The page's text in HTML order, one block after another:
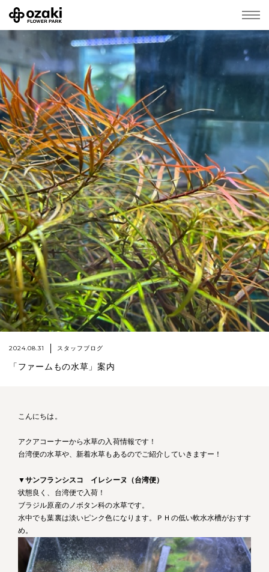
2024.08.31 スタッフブログ
「ファームもの水草」案内
こんにちは。
アクアコーナーから水草の入荷情報です！
台湾便の水草や、新着水草もあるのでご紹介していきますー！
▼サンフランシスコ イレシーヌ（台湾便）
状態良く、台湾便で入荷！
ブラジル原産のノボタン科の水草です。
水中でも葉裏は淡いピンク色になります。ＰＨの低い軟水水槽がおすす
め。